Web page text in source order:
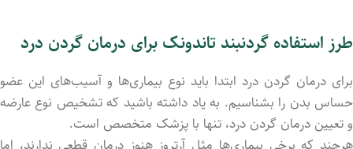
طرز استفاده گردنبند تاندونک برای درمان گردن درد
برای درمان گردن درد ابتدا باید نوع بیماری‌ها و آسیب‌های این عضو
حساس بدن را بشناسیم. به یاد داشته باشید که تشخیص نوع عارضه
و تعیین درمان گردن درد، تنها با پزشک متخصص است.
هرچند که برخی بیماری‌ها مثل آرتروز هنوز درمان قطعی ندارند، اما